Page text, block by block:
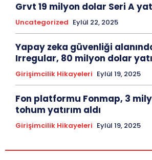
Grvt 19 milyon dolar Seri A
Uncategorized Eylül 22, 2025
Yapay zeka güvenliği
Irregular, 80 milyon dolar
Girişimcilik Hikayeleri Eylül 19, 2025
Fon platformu Fonmap, 3
tohum yatırım aldı
Girişimcilik Hikayeleri Eylül 19, 2025